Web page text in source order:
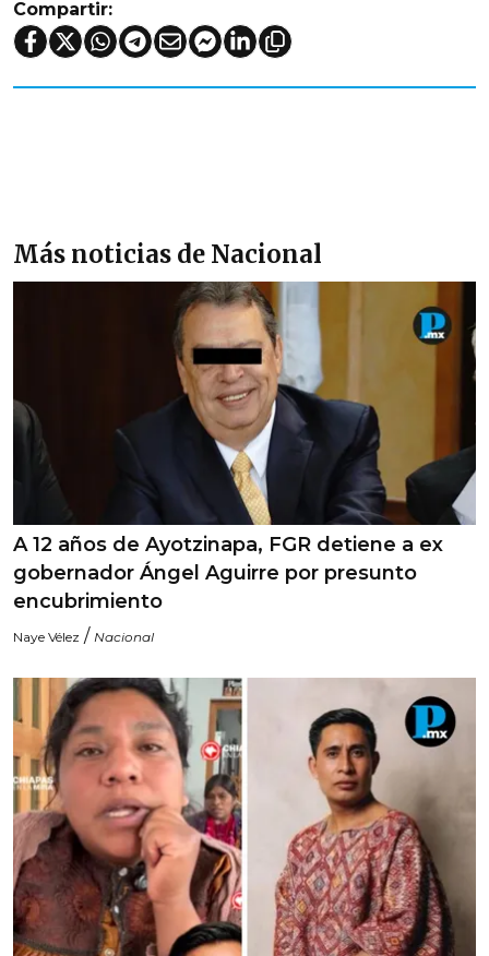
Compartir:
Más noticias de Nacional
A 12 años de Ayotzinapa, FGR detiene a ex
gobernador Ángel Aguirre por presunto
encubrimiento
Naye Vélez / Nacional